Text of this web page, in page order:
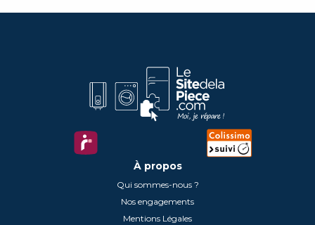
À propos
Qui sommes-nous ?
Nos engagements
Mentions Légales